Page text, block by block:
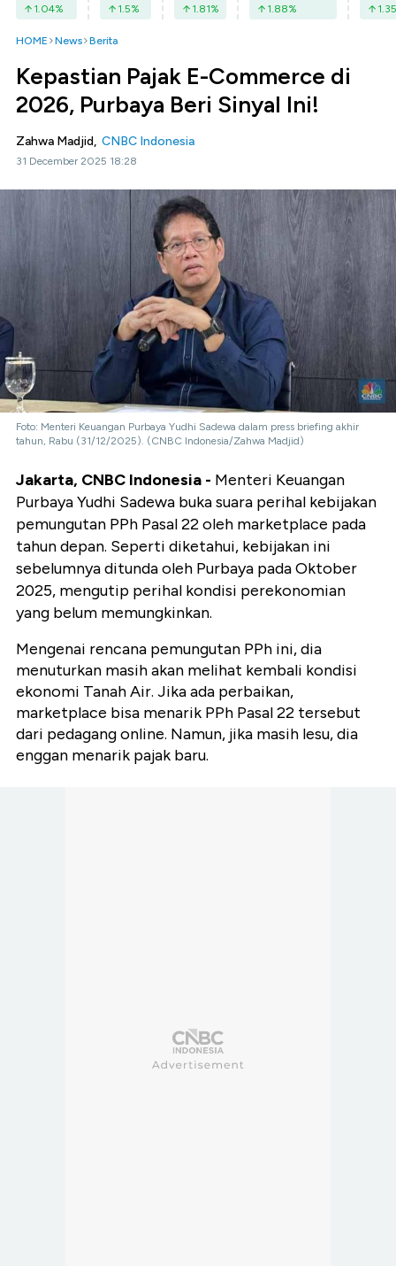
1.04% 1.5% 1.81% 1.88% 1.35
HOME News Berita
Kepastian Pajak E-Commerce di
2026, Purbaya Beri Sinyal Ini!
Zahwa Madjid, CNBC Indonesia
31 December 2025 18:28
Foto: Menteri Keuangan Purbaya Yudhi Sadewa dalam press briefing akhir
tahun, Rabu (31/12/2025). (CNBC Indonesia/Zahwa Madjid)
Jakarta, CNBC Indonesia - Menteri Keuangan
Purbaya Yudhi Sadewa buka suara perihal kebijakan
pemungutan PPh Pasal 22 oleh marketplace pada
tahun depan. Seperti diketahui, kebijakan ini
sebelumnya ditunda oleh Purbaya pada Oktober
2025, mengutip perihal kondisi perekonomian
yang belum memungkinkan.
Mengenai rencana pemungutan PPh ini, dia
menuturkan masih akan melihat kembali kondisi
ekonomi Tanah Air. Jika ada perbaikan,
marketplace bisa menarik PPh Pasal 22 tersebut
dari pedagang online. Namun, jika masih lesu, dia
enggan menarik pajak baru.